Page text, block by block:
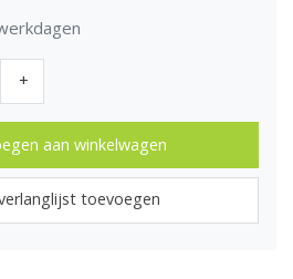
+
aan winkelwagen
toevoegen